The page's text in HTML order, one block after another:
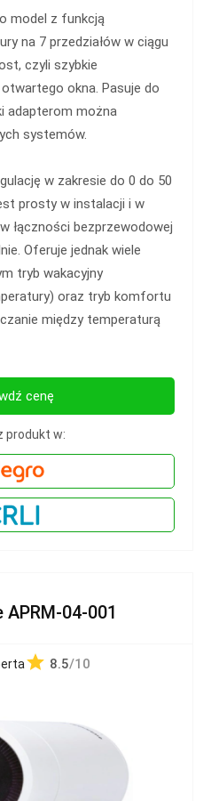
model z funkcją
na 7 przedziałów w ciągu
czyli szybkie
okna. Pasuje do
adapterom można
systemów.
w zakresie do 0 do 50
prosty w instalacji i w
łączności bezprzewodowej
Oferuje jednak wiele
tryb wakacyjny
oraz tryb komfortu
między temperaturą
cenę
produkt w:
04-001
8.5/10